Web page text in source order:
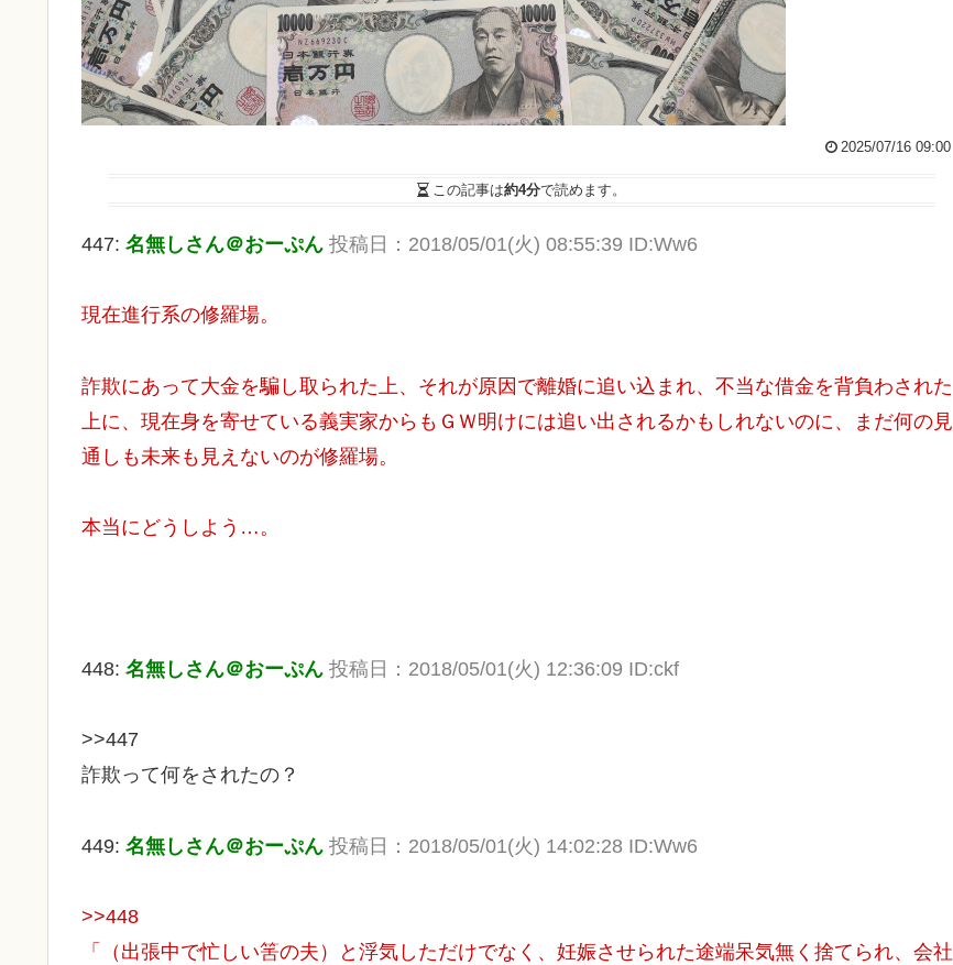
2025/07/16 09:00
この記事は約4分で読めます。
447: 名無しさん＠おーぷん 投稿日： 2018/05/01(火) 08:55:39 ID:Ww6
現在進行系の修羅場。
詐欺にあって大金を騙し取られた上、それが原因で離婚に追い込まれ、不当な借金を背負わされた
上に、現在身を寄せている義実家からもＧＷ明けには追い出されるかもしれないのに、まだ何の見
通しも未来も見えないのが修羅場。
本当にどうしよう…。
448: 名無しさん＠おーぷん 投稿日： 2018/05/01(火) 12:36:09 ID:ckf
>>447
詐欺って何をされたの？
449: 名無しさん＠おーぷん 投稿日： 2018/05/01(火) 14:02:28 ID:Ww6
>>448
「（出張中で忙しい筈の夫）と浮気しただけでなく、妊娠させられた途端呆気無く捨てられ、会社